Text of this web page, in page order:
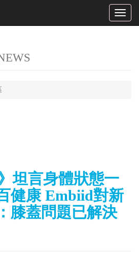
Toggle
坦言身體狀態一
健康 Embiid對新
膝蓋問題已解決